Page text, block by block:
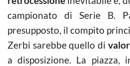
campionato di Serie B.
presupposto, il compito
Zerbi sarebbe quello di
a disposizione. La piazza,